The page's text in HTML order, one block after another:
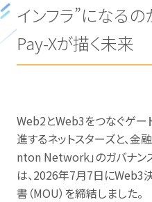
インフラ”になる
Pay-Xが描く未来
Web2とWeb3をつなぐゲー
進するネットスターズと、金
nton Network」のガバナ
は、2026年7月7日にWeb3
書（MOU）を締結しました。